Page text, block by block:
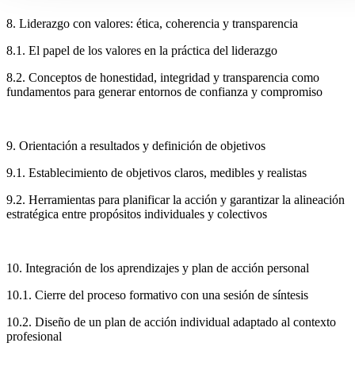
8. Liderazgo con valores: ética, coherencia y transparencia
8.1. El papel de los valores en la práctica del liderazgo
8.2. Conceptos de honestidad, integridad y transparencia como
fundamentos para generar entornos de confianza y compromiso
9. Orientación a resultados y definición de objetivos
9.1. Establecimiento de objetivos claros, medibles y realistas
9.2. Herramientas para planificar la acción y garantizar la alineación
estratégica entre propósitos individuales y colectivos
10. Integración de los aprendizajes y plan de acción personal
10.1. Cierre del proceso formativo con una sesión de síntesis
10.2. Diseño de un plan de acción individual adaptado al contexto
profesional